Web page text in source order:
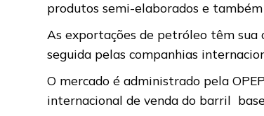
produtos semi-elaborados e
As exportações de petróleo têm sua
seguida pelas companhias
O mercado é administrado pela
internacional de venda do barril